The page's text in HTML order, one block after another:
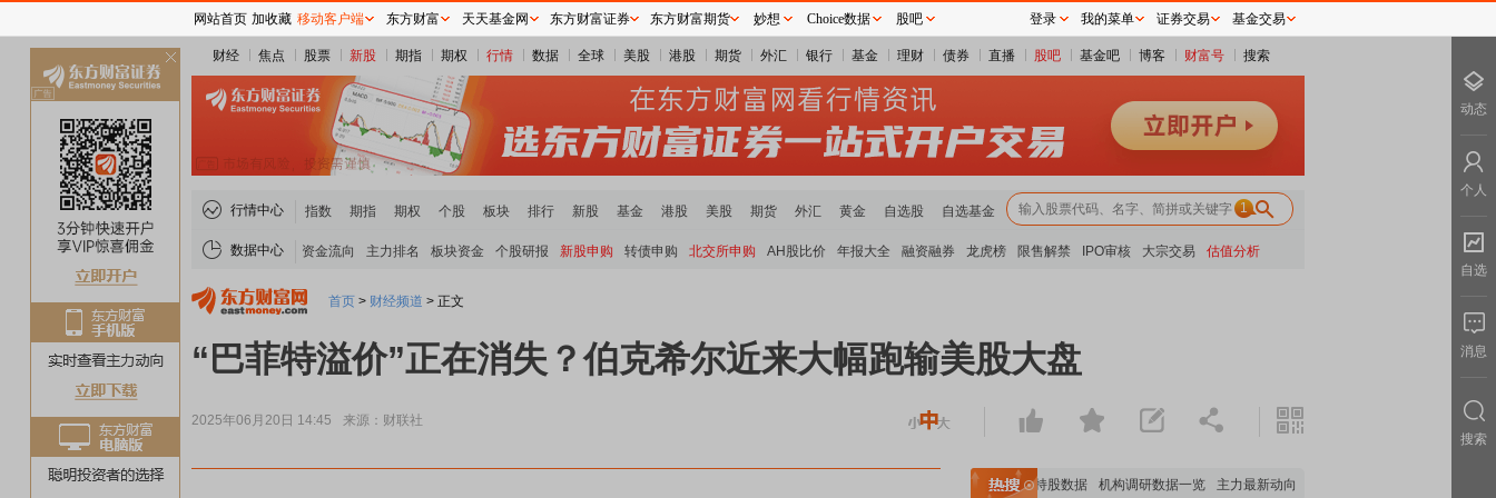
财经 焦点 股票 新股 期指 期权 行情 数据 全球 美股 港股 期货 外汇 银行 基金 理财 债券 直播 股吧 基金吧 博客 财富号 搜索
行情中心 指数 期指 期权 个股 板块 排行 新股 基金 港股 美股 期货 外汇 黄金 自选股 自选基金 1
数据中心 资金流向 主力排名 板块资金 个股研报 新股申购 转债申购 北交所申购 AH股比价 年报大全 融资融券 龙虎榜 限售解禁 IPO审核 大宗交易 估值分析
首页 > 财经频道 > 正文
“巴菲特溢价”正在消失？伯克希尔近来大幅跑输美股大盘
2025年06月20日 14:45 来源：财联社
重要机构持股数据 机构调研数据一览 主力最新动向 上市公司限售股解禁一览
网站首页 加收藏 移动客户端 东方财富 天天基金网 东方财富证券 东方财富期货 妙想 Choice数据 股吧 登录 我的菜单 证券交易 基金交易
动态
个人
自选
消息
搜索
关